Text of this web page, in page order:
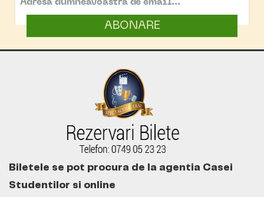
ABONARE
Biletele se pot procura de la agentia Casei
Studentilor si online